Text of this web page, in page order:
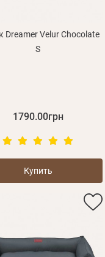
05
Dreamer Velur Chocolate
S
1790.00грн
Купить